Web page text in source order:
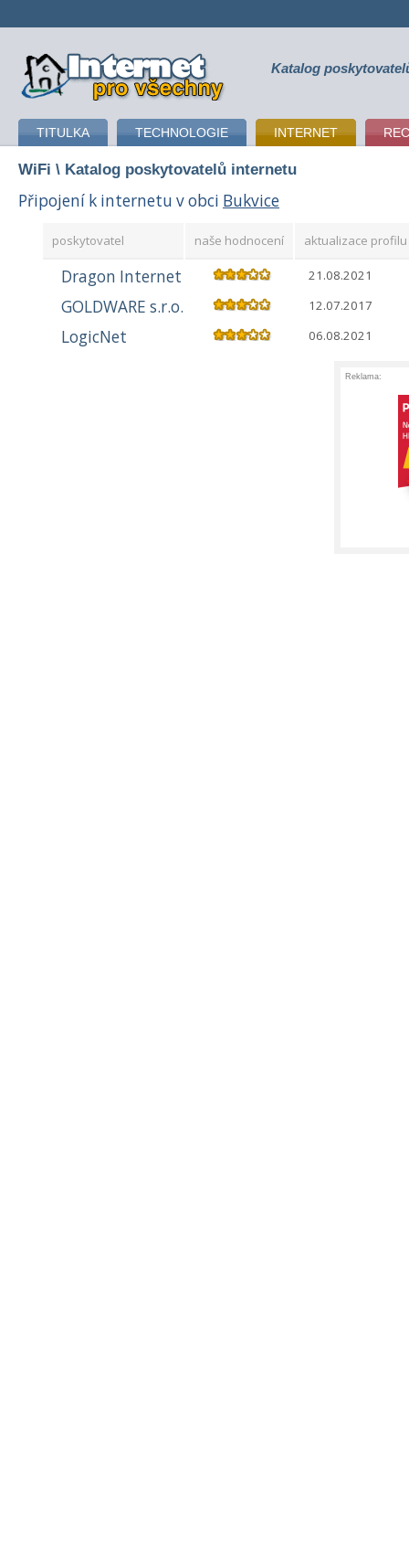
připojení k internetu Katalog
TITULKA TECHNOLOGIE INTERNET
WiFi \ Katalog poskytovatelů internetu
Připojení k internetu v obci Bukvice
poskytovatel naše hodnocení aktualizace profilu
Dragon Internet 21.08.2021
GOLDWARE s.r.o. 12.07.2017
LogicNet 06.08.2021
Reklama: